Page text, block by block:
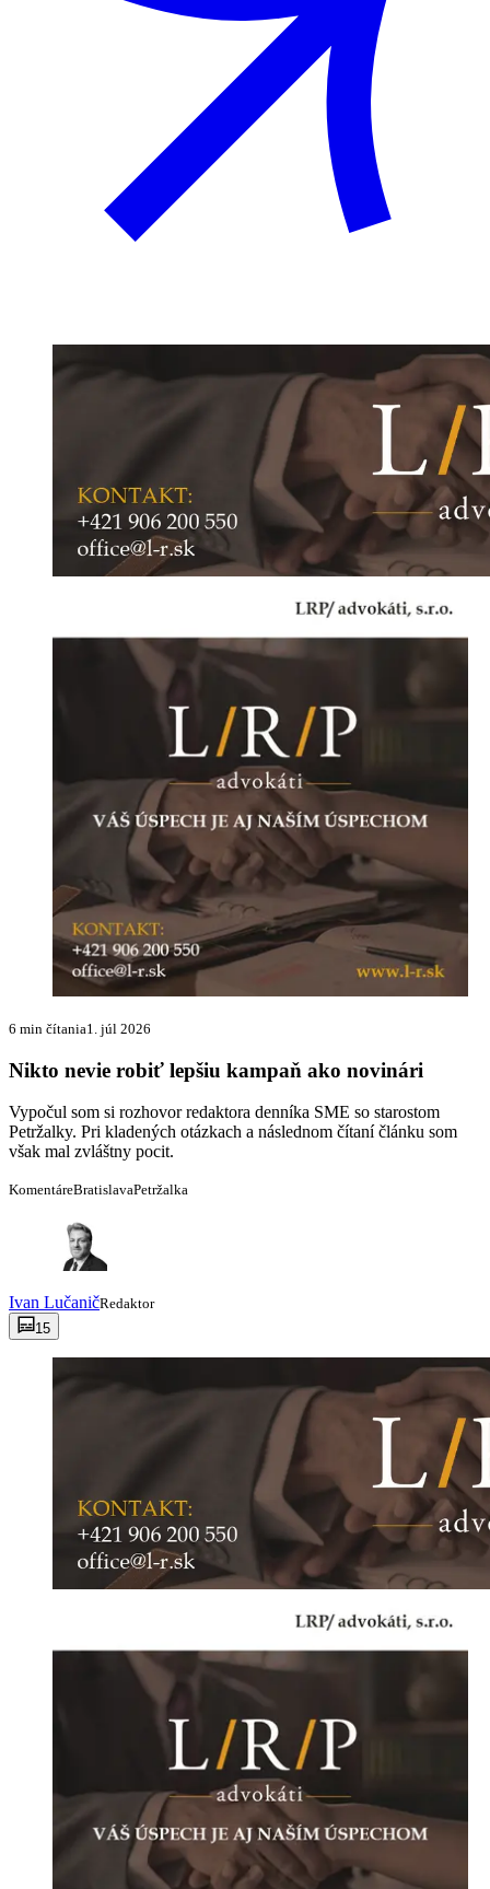
6 min čítania1. júl 2026
Nikto nevie robiť lepšiu kampaň ako novinári
Vypočul som si rozhovor redaktora denníka SME so starostom
Petržalky. Pri kladených otázkach a následnom čítaní článku som
však mal zvláštny pocit.
KomentáreBratislavaPetržalka
Ivan LučaničRedaktor
15